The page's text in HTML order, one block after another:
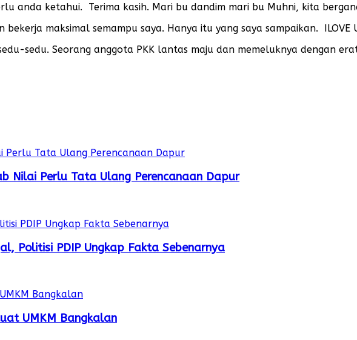
anda ketahui. Terima kasih. Mari bu dandim mari bu Muhni, kita
maksimal semampu saya. Hanya itu yang saya sampaikan. ILOVE
sedu. Seorang anggota PKK lantas maju dan memeluknya dengan
Nilai Perlu Tata Ulang Perencanaan Dapur
Politisi PDIP Ungkap Fakta Sebenarnya
UMKM Bangkalan